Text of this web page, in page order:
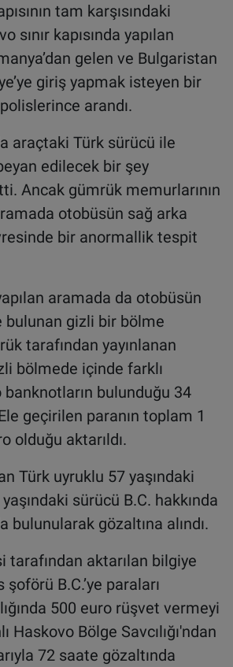
tam karşısındaki
sınır kapısında yapılan
gelen ve Bulgaristan
giriş yapmak isteyen bir
arandı.
araçtaki Türk sürücü ile
edilecek bir şey
Ancak gümrük memurlarının
otobüsün sağ arka
bir anormallik tespit
aramada da otobüsün
bulunan gizli bir bölme
tarafından yayınlanan
bölmede içinde farklı
bulunduğu 34
geçirilen paranın toplam 1
olduğu aktarıldı.
Türk uyruklu 57 yaşındaki
sürücü B.C. hakkında
bulunularak gözaltına alındı.
tarafından aktarılan bilgiye
B.C.’ye paraları
500 euro rüşvet vermeyi
Haskovo Bölge Savcılığı'ndan
72 saate gözaltında